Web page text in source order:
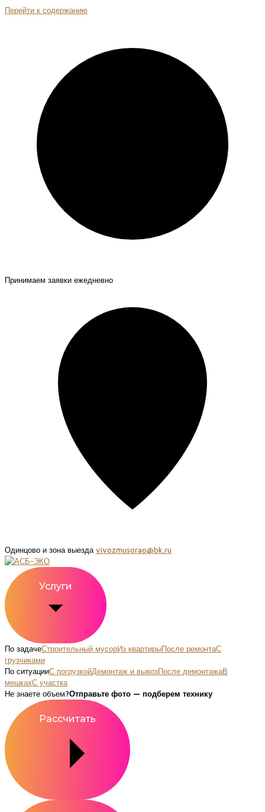
Перейти к содержанию
Принимаем заявки ежедневно
Одинцово и зона выезда vivozmusorao@bk.ru
По задачеСтроительный мусорИз квартирыПосле ремонтаС
грузчиками
По ситуацииС погрузкойДемонтаж и вывозПосле демонтажаВ
мешкахС участка
Не знаете объем?Отправьте фото — подберем технику